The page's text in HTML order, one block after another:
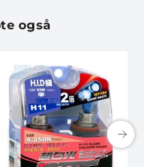
også